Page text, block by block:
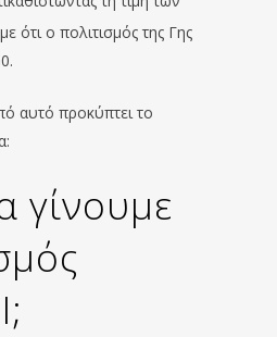
ότι ο πολιτισμός της Γης
αυτό προκύπτει το
γίνουμε